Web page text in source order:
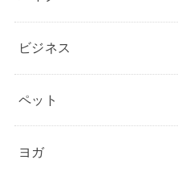
ビジネス
ペット
ヨガ